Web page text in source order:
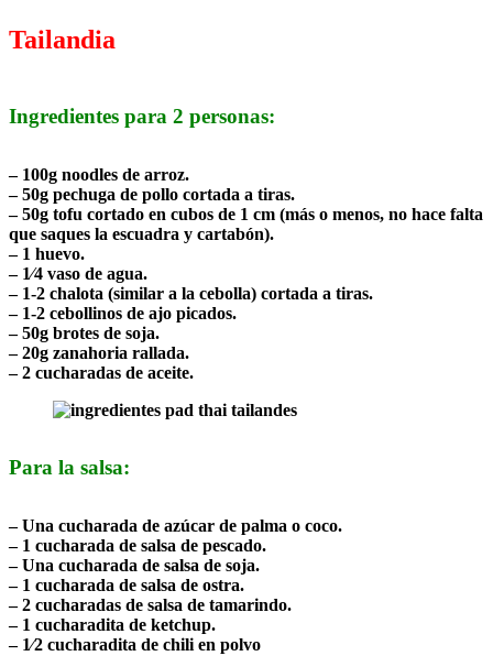
Tailandia
Ingredientes para 2 personas:
– 100g noodles de arroz.
– 50g pechuga de pollo cortada a tiras.
– 50g tofu cortado en cubos de 1 cm (más o menos, no hace falta
que saques la escuadra y cartabón).
– 1 huevo.
– 1⁄4 vaso de agua.
– 1-2 chalota (similar a la cebolla) cortada a tiras.
– 1-2 cebollinos de ajo picados.
– 50g brotes de soja.
– 20g zanahoria rallada.
– 2 cucharadas de aceite.
Para la salsa:
– Una cucharada de azúcar de palma o coco.
– 1 cucharada de salsa de pescado.
– Una cucharada de salsa de soja.
– 1 cucharada de salsa de ostra.
– 2 cucharadas de salsa de tamarindo.
– 1 cucharadita de ketchup.
– 1⁄2 cucharadita de chili en polvo